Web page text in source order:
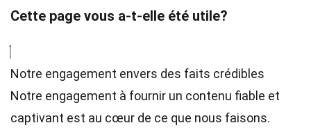
Cette page vous a-t-elle été utile?
Notre engagement envers des faits crédibles
Notre engagement à fournir un contenu fiable et
captivant est au cœur de ce que nous faisons.